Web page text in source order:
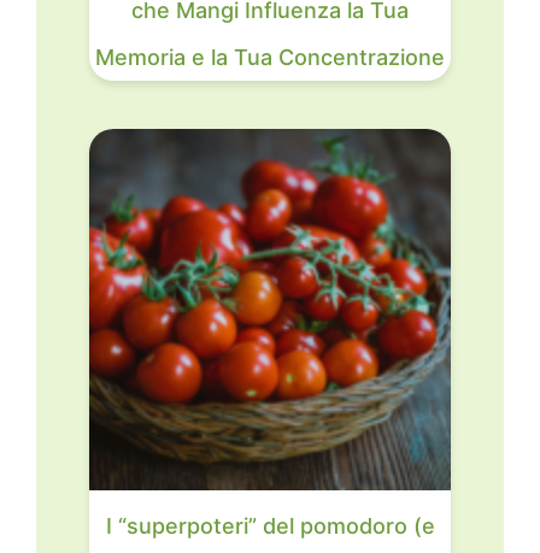
che Mangi Influenza la Tua
Memoria e la Tua Concentrazione
I “superpoteri” del pomodoro (e